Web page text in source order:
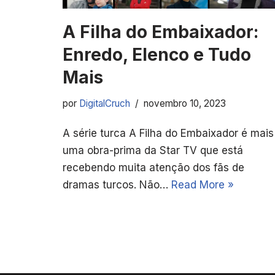
A Filha do Embaixador:
Enredo, Elenco e Tudo
Mais
por DigitalCruch novembro 10, 2023
A série turca A Filha do Embaixador é mais
uma obra-prima da Star TV que está
recebendo muita atenção dos fãs de
dramas turcos. Não… Read More »